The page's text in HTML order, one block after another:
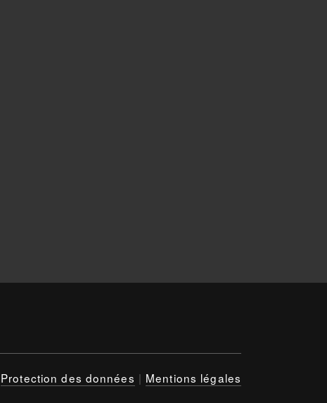
Protection des données | Mentions légales